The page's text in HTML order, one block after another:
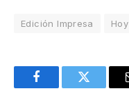
Edición Impresa Hoy
FacebookTwitter